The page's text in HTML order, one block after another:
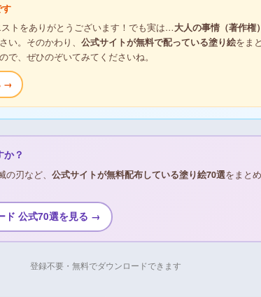
トをありがとうございます！でも実は…大人の事情（著作権）
い。そのかわり、 公式サイトが無料で配っている塗り絵をま
で、ぜひのぞいてみてくださいね。
→
？
刃など、 公式サイトが無料配布している塗り絵70選をまと
ド 公式70選を見る →
登録不要・無料でダウンロードできます